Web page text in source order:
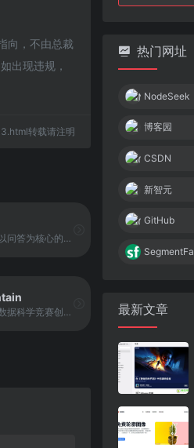
向，不由总裁
出现违规，
转载请注明
知乎是一款以问答为核心的知识社区平台，用户可以在平台上提出问题、发布回答、分享经验与观点。平台内容覆盖生活、职场、科技、教育、文化等多个领域，形成一个以知识交流与经验分享为主的开放社区。用户可以通过关注话题、收藏回答与参与讨论来获取更精准的信息与观点。
国内领先的数据科学竞赛创新平台，专注于为个人学习者、学生群体、技术团队与企业用户提供数据科学竞赛与实训资源。平台组织和托管多个面向行业与公共用户的数据竞赛与AI算法大赛，同时整合各类数据集与在线协作工具，支持算法实践、模型评估与能力提升。
热门网址
NodeSeek
博客园
CSDN
新智元
GitHub
最新文章